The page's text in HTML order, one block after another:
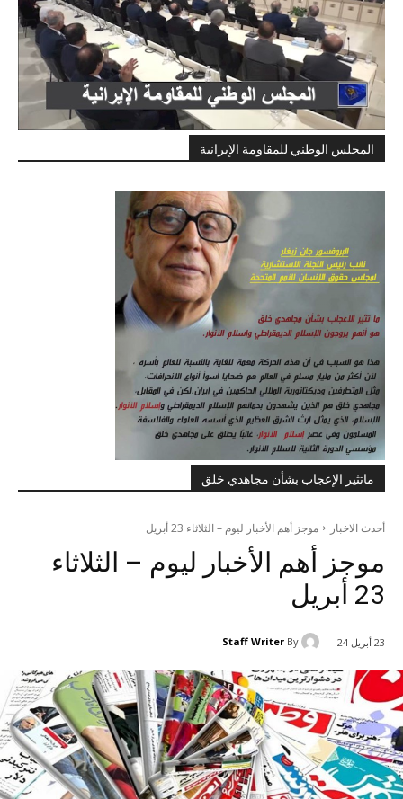
المجلس الوطني للمقاومة الإيرانية
ماتثير الإعجاب بشأن مجاهدي خلق
أحدث الاخبار موجز أهم الأخبار لیوم – الثلاثاء 23 أبريل
موجز أهم الأخبار لیوم – الثلاثاء
23 أبريل
23 أبريل 24 By
Staff Writer